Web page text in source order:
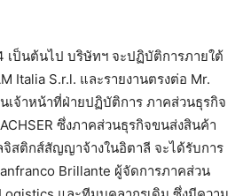
เป็นต้นไป บริษัทฯ จะปฏิบัติการภายใต้
Italia S.r.l. และรายงานตรงต่อ Mr.
เจ้าหน้าที่ฝ่ายปฏิบัติการ ภาคส่วนธุรกิจ
ซึ่งภาคส่วนธุรกิจขนส่งสินค้า
สติกส์สัญญาจ้างในอิตาลี จะได้รับการ
Brillante ผู้จัดการภาคส่วน